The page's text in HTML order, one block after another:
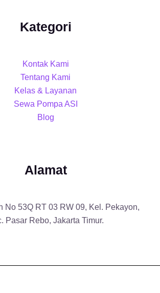
Kategori
Kontak Kami
Tentang Kami
Kelas & Layanan
Sewa Pompa ASI
Blog
Alamat
No 53Q RT 03 RW 09, Kel. Pekayon,
Pasar Rebo, Jakarta Timur.